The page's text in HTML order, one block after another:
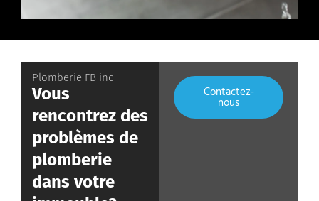
Plomberie FB inc
Vous
rencontrez des
problèmes de
plomberie
dans votre
Contactez-
nous